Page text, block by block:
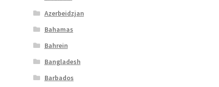
Azerbeidzjan
Bahamas
Bahrein
Bangladesh
Barbados